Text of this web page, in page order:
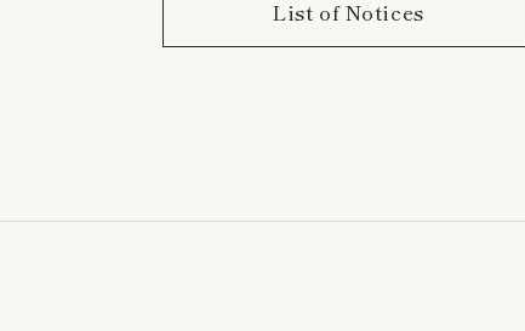
Access
List of Notices